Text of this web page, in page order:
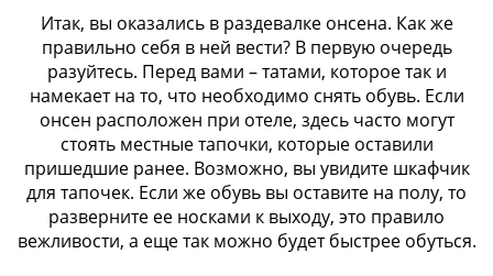
Итак, вы оказались в раздевалке онсена. Как же
правильно себя в ней вести? В первую очередь
разуйтесь. Перед вами – татами, которое так и
намекает на то, что необходимо снять обувь. Если
онсен расположен при отеле, здесь часто могут
стоять местные тапочки, которые оставили
пришедшие ранее. Возможно, вы увидите шкафчик
для тапочек. Если же обувь вы оставите на полу, то
разверните ее носками к выходу, это правило
вежливости, а еще так можно будет быстрее обуться.